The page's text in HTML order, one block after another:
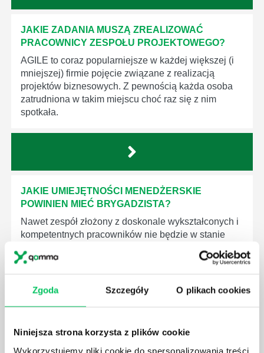
Zgoda Szczegóły O plikach cookies
Niniejsza strona korzysta z plików cookie
Wykorzystujemy pliki cookie do spersonalizowania treści
JAKIE ZADANIA MUSZĄ ZREALIZOWAĆ
PRACOWNICY ZESPOŁU PROJEKTOWEGO?
AGILE to coraz popularniejsze w każdej większej (i
mniejszej) firmie pojęcie związane z realizacją
projektów biznesowych. Z pewnością każda osoba
zatrudniona w takim miejscu choć raz się z nim
spotkała.
JAKIE UMIEJĘTNOŚCI MENEDŻERSKIE
POWINIEN MIEĆ BRYGADZISTA?
Nawet zespół złożony z doskonale wykształconych i
kompetentnych pracowników nie będzie w stanie
nim odpowiedniego kierownictwa. Zawsze
czynności wykonywane przez pracowników.